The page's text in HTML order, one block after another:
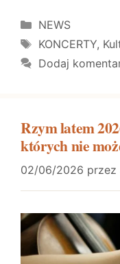
Kategorie
NEWS
Tagi
KONCERTY,
Dodaj
Rzym latem
których nie
02/06/2026 przez